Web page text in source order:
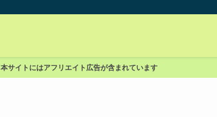
本サイトにはアフリエイト広告が含まれています